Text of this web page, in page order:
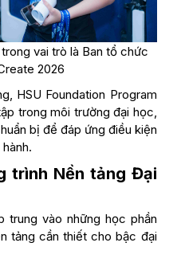
vai trò là Ban tổ chức
2026
HSU Foundation Program
trong môi trường đại học,
bị để đáp ứng điều kiện
trình Nền tảng Đại
trung vào những học phần
tảng cần thiết cho bậc đại